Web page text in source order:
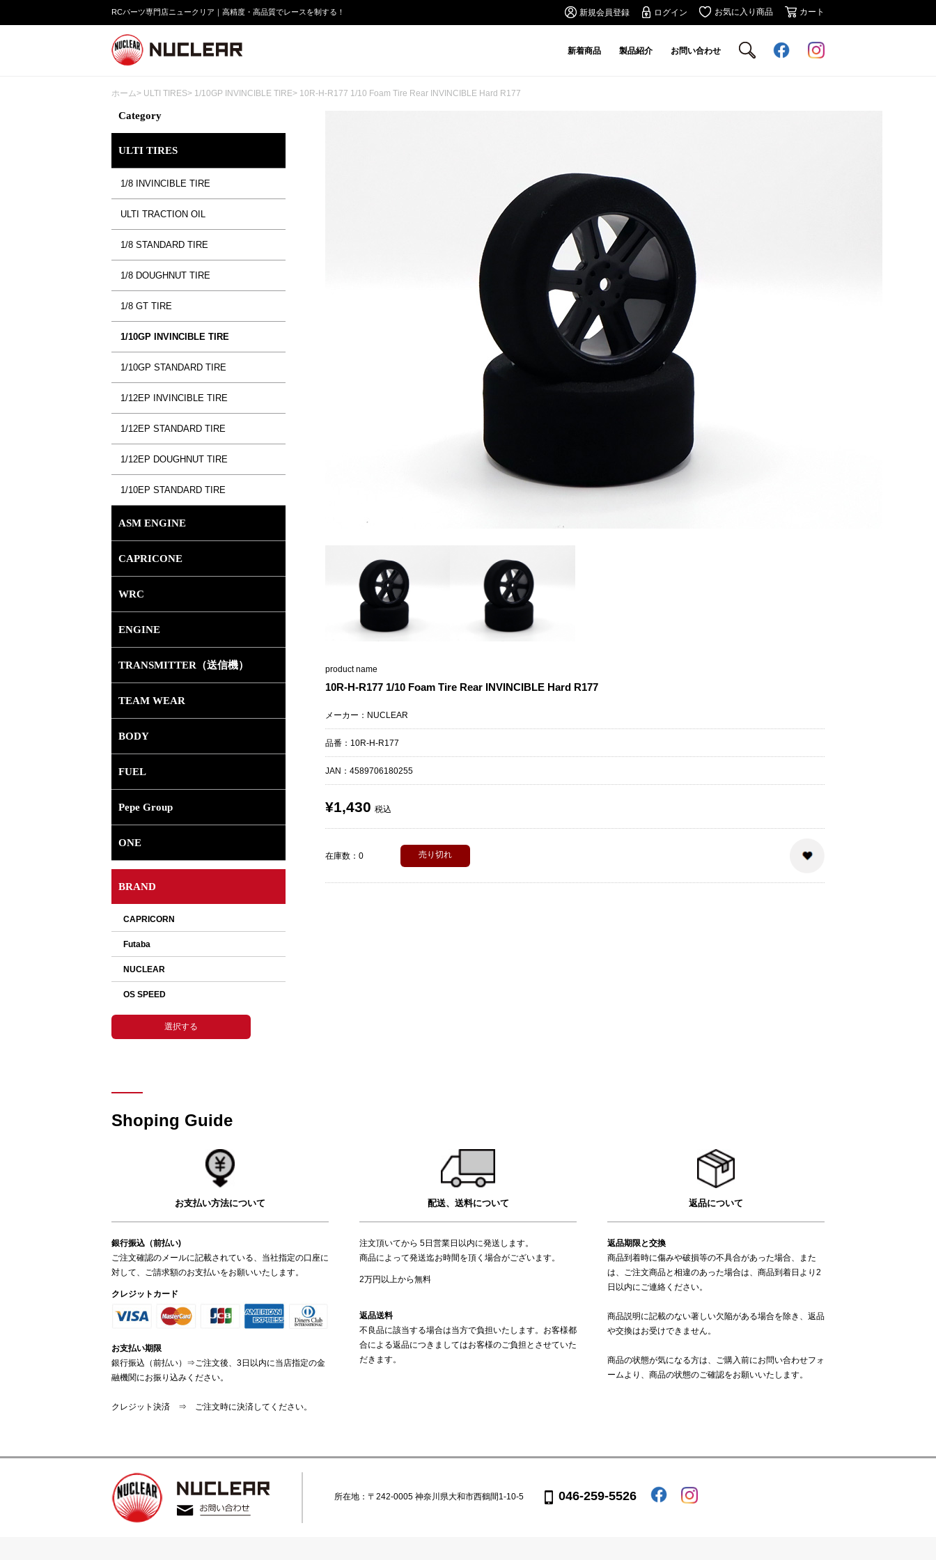
RCパーツ専門店ニュークリア｜高精度・高品質でレースを制する！ 新規会員登録 ログイン お気に入り商品 カート
新着商品 製品紹介 お問い合わせ
ホーム> ULTI TIRES> 1/10GP INVINCIBLE TIRE> 10R-H-R177 1/10 Foam Tire Rear INVINCIBLE Hard R177
Category
ULTI TIRES
1/8 INVINCIBLE TIRE
ULTI TRACTION OIL
1/8 STANDARD TIRE
1/8 DOUGHNUT TIRE
1/8 GT TIRE
1/10GP INVINCIBLE TIRE
1/10GP STANDARD TIRE
1/12EP INVINCIBLE TIRE
1/12EP STANDARD TIRE
1/12EP DOUGHNUT TIRE
1/10EP STANDARD TIRE
ASM ENGINE
CAPRICONE
WRC
ENGINE
TRANSMITTER（送信機）
TEAM WEAR
BODY
FUEL
Pepe Group
ONE
BRAND
product name
10R-H-R177 1/10 Foam Tire Rear INVINCIBLE Hard R177
メーカー：NUCLEAR
品番：10R-H-R177
JAN：4589706180255
¥1,430 税込
在庫数：0 売り切れ
Shoping Guide
お支払い方法について
銀行振込（前払い)
ご注文確認のメールに記載されている、当社指定の口座に
対して、ご請求額のお支払いをお願いいたします。
クレジットカード
お支払い期限
銀行振込（前払い）⇒ご注文後、3日以内に当店指定の金
融機関にお振り込みください。
クレジット決済 ⇒ ご注文時に決済してください。
配送、送料について
注文頂いてから 5日営業日以内に発送します。
商品によって発送迄お時間を頂く場合がございます。
2万円以上から無料
返品送料
不良品に該当する場合は当方で負担いたします。お客様都
合による返品につきましてはお客様のご負担とさせていた
だきます。
返品について
返品期限と交換
商品到着時に傷みや破損等の不具合があった場合、また
は、ご注文商品と相違のあった場合は、商品到着日より2
日以内にご連絡ください。
商品説明に記載のない著しい欠陥がある場合を除き、返品
や交換はお受けできません。
商品の状態が気になる方は、ご購入前にお問い合わせフォ
ーム より、商品の状態のご確認をお願いいたします。
所在地：〒242-0005 神奈川県大和市西鶴間1-10-5 046-259-5526